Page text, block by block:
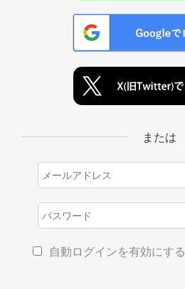
または
自動ログインを有効にする